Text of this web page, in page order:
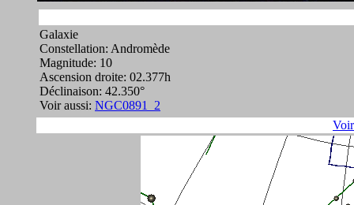
Galaxie
Constellation: Andromède
Magnitude: 10
Ascension droite: 02.377h
Déclinaison: 42.350°
Voir aussi: NGC0891_2